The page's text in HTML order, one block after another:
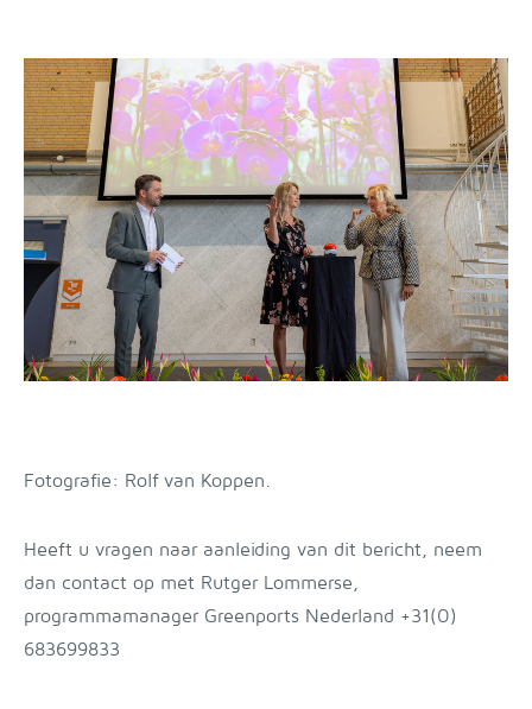
Fotografie: Rolf van Koppen.
Heeft u vragen naar aanleiding van dit bericht, neem
dan contact op met Rutger Lommerse,
programmamanager Greenports Nederland +31(0)
683699833